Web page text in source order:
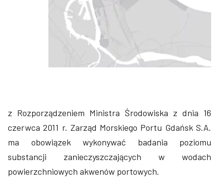
z Rozporządzeniem Ministra Środowiska z dnia 16
czerwca 2011 r. Zarząd Morskiego Portu Gdańsk S.A.
ma obowiązek wykonywać badania poziomu
substancji zanieczyszczających w wodach
powierzchniowych akwenów portowych.